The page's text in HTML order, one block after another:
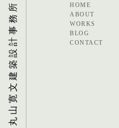
丸山寛文建築設計事務所
HOME
ABOUT
WORKS
BLOG
CONTACT